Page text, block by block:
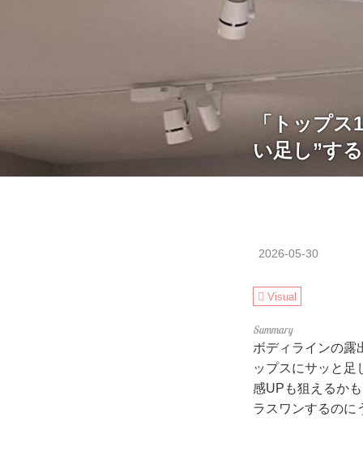
「トップ
い足し”す
2026-05-30
Visual
ボディラインの
ップスにサッと足
感UPも狙えるか
ラスワンするのに